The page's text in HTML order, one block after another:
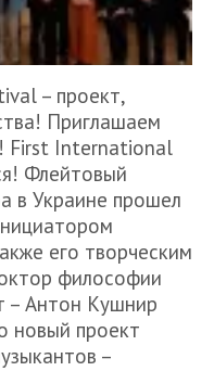
– проект,
Приглашаем
First International
Флейтовый
в Украине прошел
его творческим
философии
– Антон Кушнир
новый проект
–